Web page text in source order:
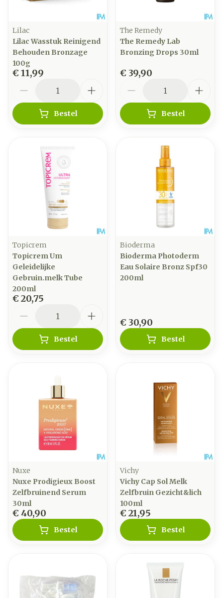
Lilac
Lilac Wasstuk Reinigend
Behouden Bronzage
100g
€ 11,99
Bestel
The Remedy
The Remedy Lab
Bronzing Drops 30ml
€ 39,90
Bestel
Topicrem
Topicrem Um
Geleidelijke
Gebruin.melk Tube
200ml
€ 20,75
Bestel
Bioderma
Bioderma Photoderm
Eau Solaire Bronz Spf30
200ml
€ 30,90
Bestel
Nuxe
Nuxe Prodigieux Boost
Zelfbruinend Serum
30ml
€ 40,90
Bestel
Vichy
Vichy Cap Sol Melk
Zelfbruin Gezicht&lich
100ml
€ 21,95
Bestel